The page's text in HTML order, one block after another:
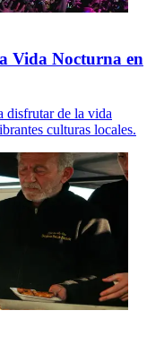
Vida Nocturna en
disfrutar de la vida
culturas locales.